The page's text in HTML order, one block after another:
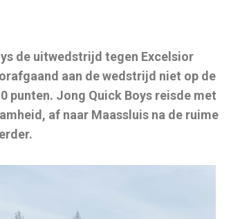
de uitwedstrijd tegen Excelsior
aan de wedstrijd niet op de
punten. Jong Quick Boys reisde met
af naar Maassluis na de ruime